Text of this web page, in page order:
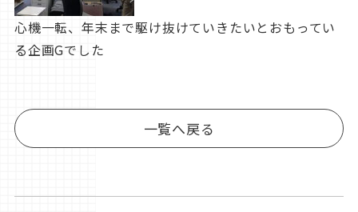
心機一転、年末まで駆け抜けていきたいとおもってい
る企画Gでした
一覧へ戻る